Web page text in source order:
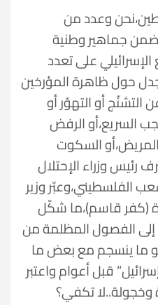
وعدد من
جماهير وطنية
على تعدد
حول ظاهرة المؤرخين
التشنّج أو التهوّر أو
السريع،أو الرفض
السكوت
رئيس وزراء الإحتلال
الفلسطيني،وعبّر وزير
(كفر قاسم)،ما شكّل
إلى الفصول المظلمة من
ما ينسجم مع بعض ما
قبل أعوام واعتبر
تكفي؟